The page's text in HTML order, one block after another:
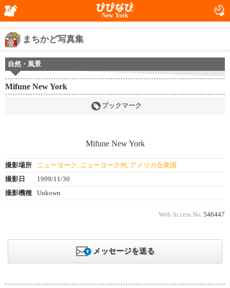
New York
まちかど写真集
自然・風景
Mifune New York
ブックマーク
撮影場所
ニューヨーク, ニューヨーク州, アメリカ合衆国
撮影日
1999/11/30
撮影機種
Unkown
Web Access No. 546447
メッセージを送る